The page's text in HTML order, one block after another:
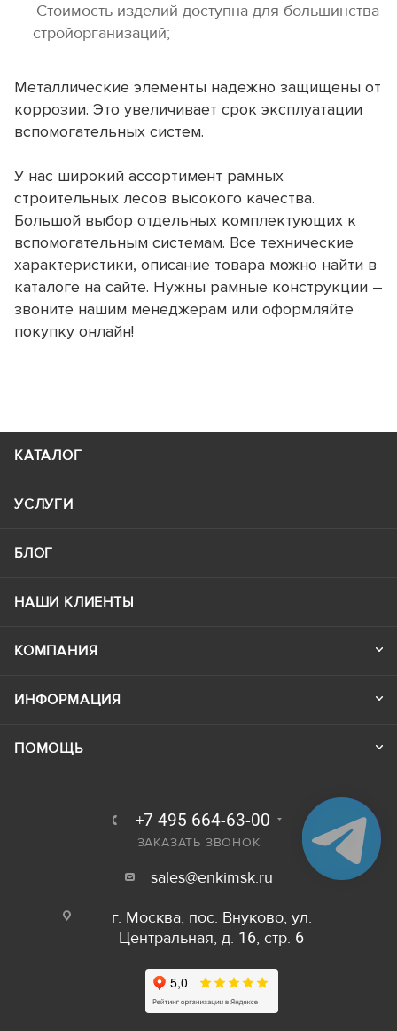
Стоимость изделий доступна для большинства
стройорганизаций;
Металлические элементы надежно защищены от
коррозии. Это увеличивает срок эксплуатации
вспомогательных систем.
У нас широкий ассортимент рамных
строительных лесов высокого качества.
Большой выбор отдельных комплектующих к
вспомогательным системам. Все технические
характеристики, описание товара можно найти в
каталоге на сайте. Нужны рамные конструкции –
звоните нашим менеджерам или оформляйте
покупку онлайн!
КАТАЛОГ
УСЛУГИ
БЛОГ
НАШИ КЛИЕНТЫ
КОМПАНИЯ
ИНФОРМАЦИЯ
ПОМОЩЬ
+7 495 664-63-00
ЗАКАЗАТЬ ЗВОНОК
sales@enkimsk.ru
г. Москва, пос. Внуково, ул.
Центральная, д. 16, стр. 6